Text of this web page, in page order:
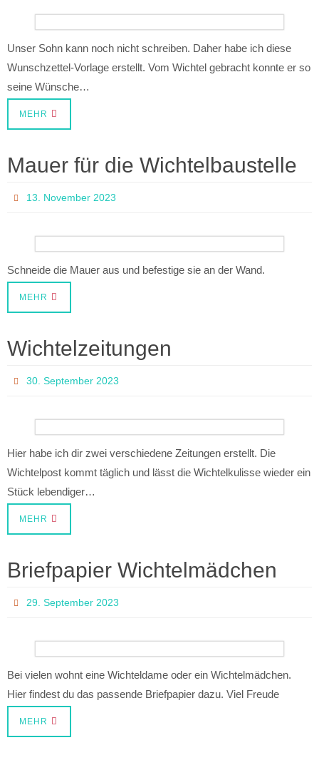
Unser Sohn kann noch nicht schreiben. Daher habe ich diese
Wunschzettel-Vorlage erstellt. Vom Wichtel gebracht konnte er so
seine Wünsche…
MEHR
Mauer für die Wichtelbaustelle
13. November 2023
Schneide die Mauer aus und befestige sie an der Wand.
MEHR
Wichtelzeitungen
30. September 2023
Hier habe ich dir zwei verschiedene Zeitungen erstellt. Die
Wichtelpost kommt täglich und lässt die Wichtelkulisse wieder ein
Stück lebendiger…
MEHR
Briefpapier Wichtelmädchen
29. September 2023
Bei vielen wohnt eine Wichteldame oder ein Wichtelmädchen.
Hier findest du das passende Briefpapier dazu. Viel Freude
MEHR